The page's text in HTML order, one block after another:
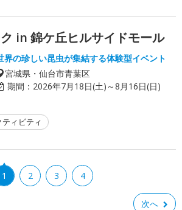
in 錦ケ丘ヒルサイドモール
界の珍しい昆虫が集結する体験型イベント
宮城県・仙台市青葉区
期間： 2026年7月18日(土)～8月16日(日)
ィビティ
1 2 3 4
次へ